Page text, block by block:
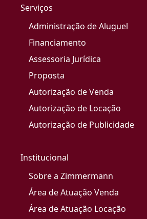
Serviços
Administração de Aluguel
Financiamento
Assessoria Jurídica
Proposta
Autorização de Venda
Autorização de Locação
Autorização de Publicidade
Institucional
Sobre a Zimmermann
Área de Atuação Venda
Área de Atuação Locação